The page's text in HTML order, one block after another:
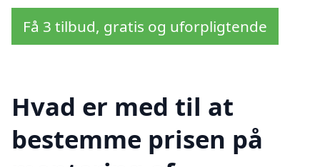
Få 3 tilbud, gratis og uforpligtende
Hvad er med til at
bestemme prisen på